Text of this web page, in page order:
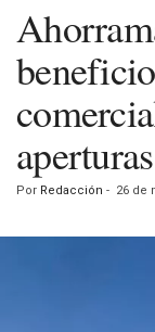
aperturas
Por Redacción - 26 de